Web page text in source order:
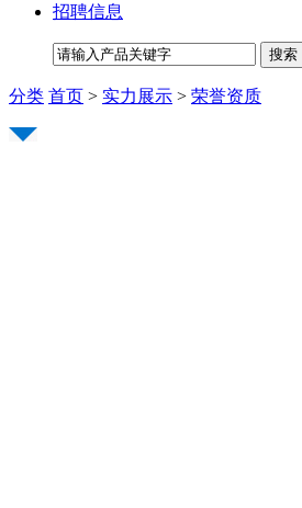
招聘信息
分类 首页 > 实力展示 > 荣誉资质